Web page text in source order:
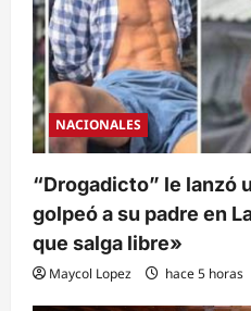
NACIONALES
“Drogadicto” le lanzó
golpeó a su padre en
que salga libre»
Maycol Lopez hace 5 horas